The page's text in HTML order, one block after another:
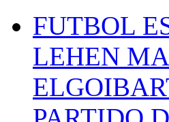
FUTBOL
LEHEN